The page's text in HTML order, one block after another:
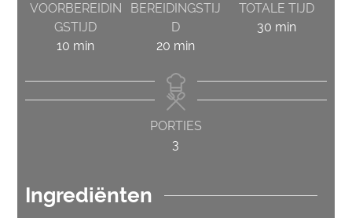
VOORBEREIDIN
GSTIJD
10 minuten
min
BEREIDINGSTIJ
D
20 minuten
min
TOTALE TIJD
30minuten
min
PORTIES
3
Ingrediënten